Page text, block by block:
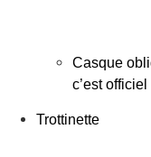
Casque
c’est officiel
Trottinette